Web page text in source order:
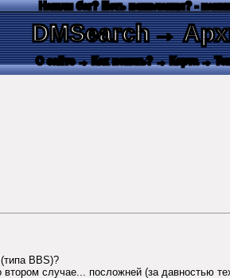
Нашли баг? Есть пожелания? -
DMSearch→
О сайте → Как искать? → Карта →
BBS)?
случае... посложней (за давностью